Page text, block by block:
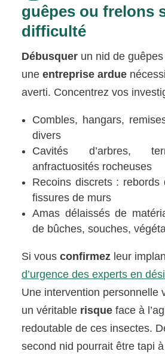
guêpes ou frelons
difficulté
Débusquer un nid de
uneentreprise ardue
averti. Concentrez vos
Combles, hangars,
divers
Cavités d’arbres,
anfractuosités rocheuses
Recoins discrets : rebords
fissures de murs
Amas délaissés de
de bûches, souches,
Si vousconfirmez leur
d’urgence des experts en
Une intervention personnelle
un véritable risque face à
redoutable de ces insectes.
second nid pourrait être tapi